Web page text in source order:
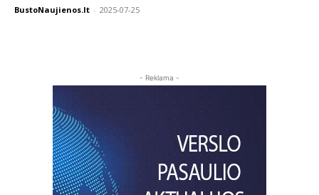
BustoNaujienos.lt - 2025-07-25
- Reklama -